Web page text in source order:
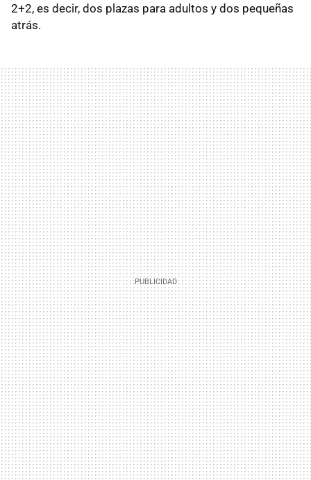
2+2, es decir, dos plazas para adultos y dos pequeñas
atrás.